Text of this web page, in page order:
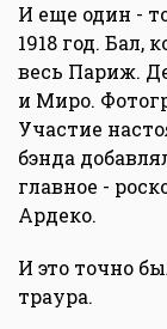
И еще один -
1918 год. Бал,
весь Париж.
и Миро.
Участие
бэнда
главное -
Ардеко.
И это точно
траура.